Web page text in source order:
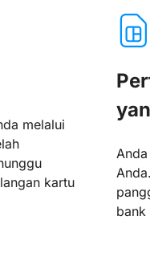
melalui
kartu
bank